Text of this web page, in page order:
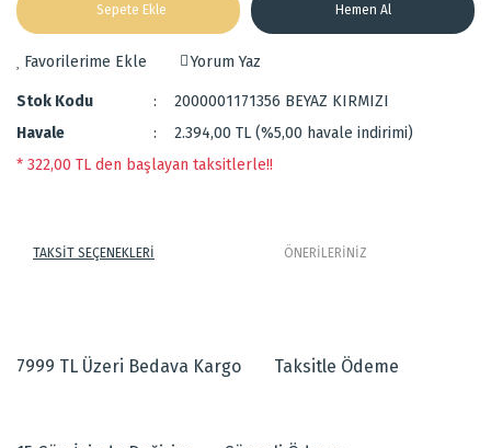
Sepete Ekle Hemen Al
Yorum Yaz
Stok Kodu
2000001171356 BEYAZ KIRMIZI
Havale
2.394,00 TL (%5,00 havale indirimi)
* 322,00 TL den başlayan taksitlerle!!
TAKSİT SEÇENEKLERİ ÖNERİLERİNİZ
Görüş ve önerileriniz için teşekkür ederiz.
7999 TL Üzeri Bedava Kargo Taksitle Ödeme